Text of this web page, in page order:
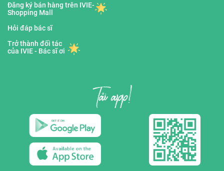
Đăng ký bán hàng trên IVIE-
Shopping Mall
Hỏi đáp bác sĩ
Trở thành đối tác
của IVIE - Bác sĩ ơi